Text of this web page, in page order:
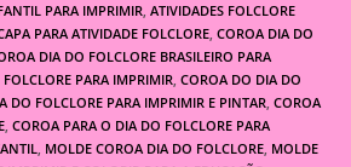
PARA IMPRIMIR, ATIVIDADES FOLCLORE
PARA ATIVIDADE FOLCLORE, COROA DIA DO
DIA DO FOLCLORE BRASILEIRO PARA
PARA IMPRIMIR, COROA DO DIA DO
DO FOLCLORE PARA IMPRIMIR E PINTAR, COROA
, COROA PARA O DIA DO FOLCLORE PARA
, MOLDE COROA DIA DO FOLCLORE, MOLDE